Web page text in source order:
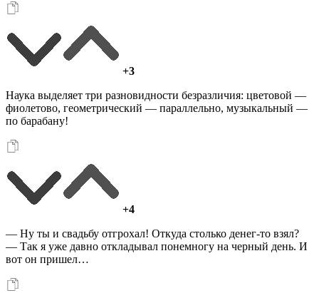
+3
Наука выделяет три разновидности безразличия: цветовой —
фиолетово, геометрический — параллельно, музыкальный —
по барабану!
+4
— Ну ты и свадьбу отгрохал! Откуда столько денег-то взял?
— Так я уже давно откладывал понемногу на черный день. И
вот он пришел…